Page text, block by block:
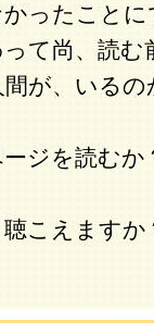
ったこと
て尚、読
が、いる
ジを読むか
こえますか